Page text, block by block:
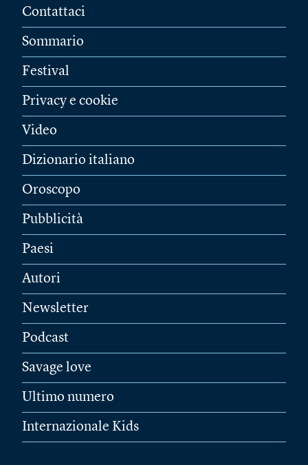
Contattaci
Sommario
Festival
Privacy e cookie
Video
Dizionario italiano
Oroscopo
Pubblicità
Paesi
Autori
Newsletter
Podcast
Savage love
Ultimo numero
Internazionale Kids